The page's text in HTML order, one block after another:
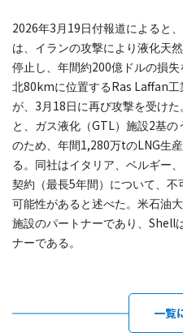
2026年3 月 19 日付報道によると
は、イランの攻撃により液化天
停止し、年間約200億ドルの損失
北80kmに位置する Ras Laffan工
が、 3 月 18 日に再び攻撃を受けた
と、ガス液化（GTL）施設2基の
のため、年間 1,280万tのLNG生
る。同社はイタリア、ベルギー
契約（最長5年間）について、不
可能性があると述べた。米石油
施設のパートナーであり、 Shell
ナーである。
一覧